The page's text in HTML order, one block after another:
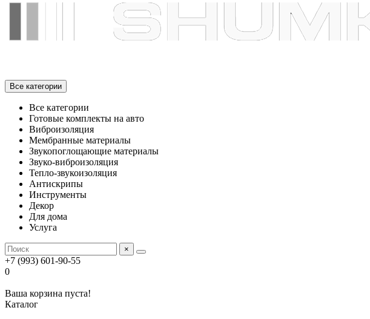
Все категории
Все категории
Готовые комплекты на авто
Виброизоляция
Мембранные материалы
Звукопоглощающие материалы
Звуко-виброизоляция
Тепло-звукоизоляция
Антискрипы
Инструменты
Декор
Для дома
Услуга
×
+7 (993) 601-90-55
0
Ваша корзина пуста!
Каталог